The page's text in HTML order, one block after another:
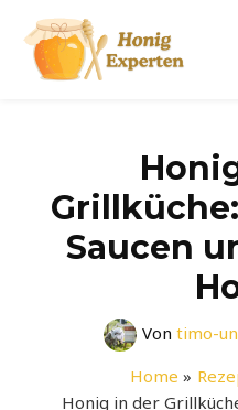
Inhalt
springen
Saucen
Von timo-
Home
Honig in der